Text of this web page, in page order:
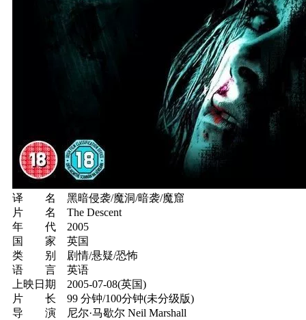
译 名 黑暗侵袭/魔洞/暗袭/魔窟
片 名 The Descent
年 代 2005
国 家 英国
类 别 剧情/悬疑/恐怖
语 言 英语
上映日期 2005-07-08(英国)
片 长 99 分钟/100分钟(未分级版)
导 演 尼尔·马歇尔 Neil Marshall